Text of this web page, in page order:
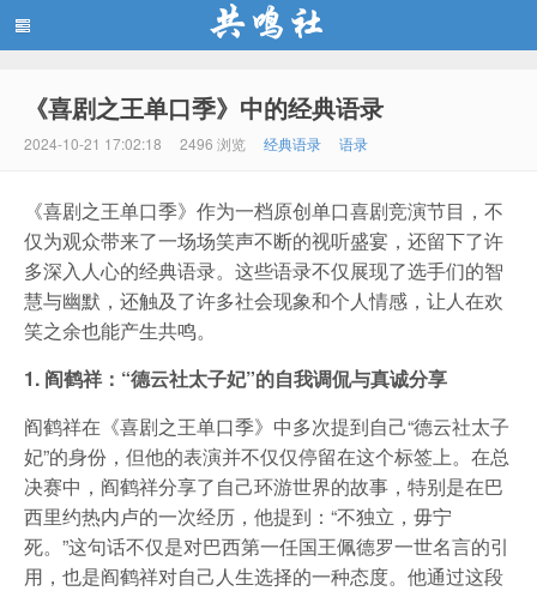
共鸣社
《喜剧之王单口季》中的经典语录
2024-10-21 17:02:18 2496 浏览 经典语录 语录
《喜剧之王单口季》作为一档原创单口喜剧竞演节目，不
仅为观众带来了一场场笑声不断的视听盛宴，还留下了许
多深入人心的经典语录。这些语录不仅展现了选手们的智
慧与幽默，还触及了许多社会现象和个人情感，让人在欢
笑之余也能产生共鸣。
1. 阎鹤祥：“德云社太子妃”的自我调侃与真诚分享
阎鹤祥在《喜剧之王单口季》中多次提到自己“德云社太子
妃”的身份，但他的表演并不仅仅停留在这个标签上。在总
决赛中，阎鹤祥分享了自己环游世界的故事，特别是在巴
西里约热内卢的一次经历，他提到：“不独立，毋宁
死。”这句话不仅是对巴西第一任国王佩德罗一世名言的引
用，也是阎鹤祥对自己人生选择的一种态度。他通过这段